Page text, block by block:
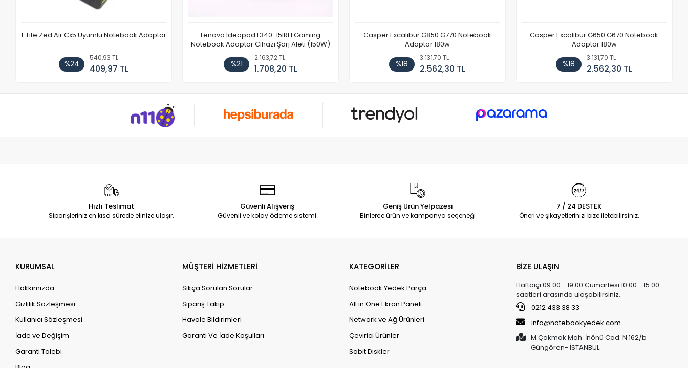
I-Life Zed Air Cx5 Uyumlu Notebook Adaptör
%24
540,93 TL
409,97 TL
Lenovo Ideapad L340-15IRH Gaming
Notebook Adaptör Cihazı Şarj Aleti (150W)
%21
2.163,72 TL
1.708,20 TL
Casper Excalibur G850 G770 Notebook
Adaptör 180w
%18
3.131,70 TL
2.562,30 TL
Casper Excalibur G650 G670 Notebook
Adaptör 180w
%18
3.131,70 TL
2.562,30 TL
Hızlı Teslimat
Siparişleriniz en kısa sürede elinize ulaşır.
Güvenli Alışveriş
Güvenli ve kolay ödeme sistemi
Geniş Ürün Yelpazesi
Binlerce ürün ve kampanya seçeneği
7 / 24 DESTEK
Öneri ve şikayetlerinizi bize iletebilirsiniz.
KURUMSAL
Hakkımızda
Gizlilik Sözleşmesi
Kullanıcı Sözleşmesi
İade ve Değişim
Garanti Talebi
MÜŞTERİ HİZMETLERİ
Sıkça Sorulan Sorular
Sipariş Takip
Havale Bildirimleri
Garanti Ve İade Koşulları
KATEGORİLER
Notebook Yedek Parça
All in One Ekran Paneli
Network ve Ağ Ürünleri
Çevirici Ürünler
Sabit Diskler
BİZE ULAŞIN
Haftaiçi 09:00 - 19:00 Cumartesi 10:00 - 15:00
saatleri arasında ulaşabilirsiniz.
0212 433 38 33
info@notebookyedek.com
M.Çakmak Mah. İnönü Cad. N.162/b
Güngören- İSTANBUL